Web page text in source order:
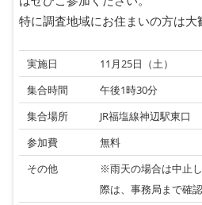
特に調査地域にお住まいの方は大
実施日
11月25日（土）
集合時間
午後1時30分
集合場所
JR福塩線神辺駅東口
参加費
無料
その他
※雨天の場合は中止
際は、事務局まで確